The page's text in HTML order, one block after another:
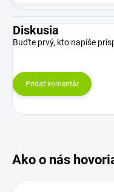
Diskusia
Buďte prvý, kto napíše
Pridať komentár